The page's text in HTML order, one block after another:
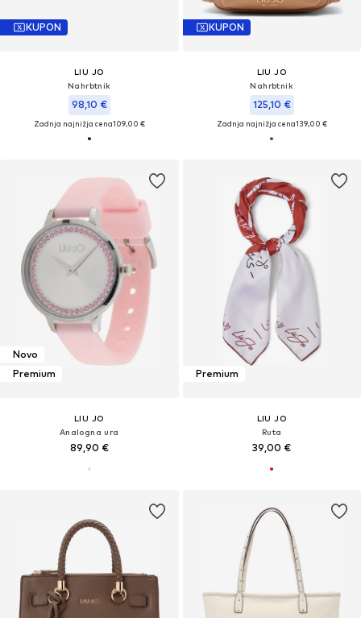
KUPON
LIU JO
Nahrbtnik
98,10 €
Zadnja najnižja cena109,00 €
KUPON
LIU JO
Nahrbtnik
125,10 €
Zadnja najnižja cena139,00 €
Novo
Premium
LIU JO
Analogna ura
89,90 €
Premium
LIU JO
Ruta
39,00 €